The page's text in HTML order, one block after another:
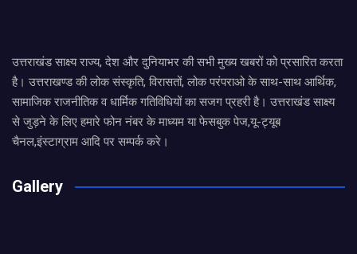
उत्तराखंड साक्ष्य राज्य, देश और दुनियाभर की सभी मुख्य खबरों को प्रसारित करता
है। उत्तराखण्ड की लोक संस्कृति, विरासतों, लोक परंपराओ के साथ-साथ आर्थिक,
सामाजिक राजनीतिक व धार्मिक गतिविधियों का सजग प्रहरी है। उत्तराखंड साक्ष्य
से जुड़ने के लिए हमारे फोन नंबर के माध्यम या फेसबुक पेज,यू-ट्यूब
चैनल,इंस्टाग्राम आदि पर सम्पर्क करे।
Gallery